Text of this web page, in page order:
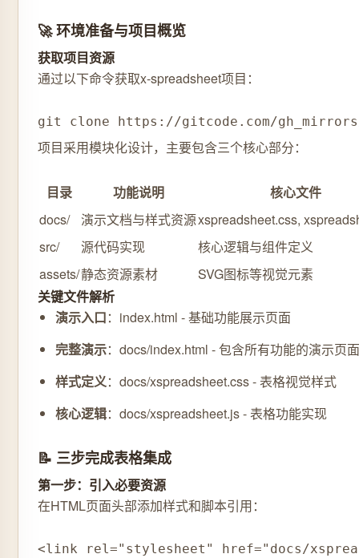
🚀 环境准备与项目概览
获取项目资源
通过以下命令获取x-spreadsheet项目：
git clone https://gitcode.com/
项目采用模块化设计，主要包含三个核心部分：
目录 功能说明
核心文件
docs/
演示文档与样式资源xspreadsheet.css,
src/
源代码实现
核心逻辑与组件定义
assets/静态资源素材
SVG图标等视觉元素
关键文件解析
演示入口：index.html - 基础功能展示页面
完整演示：docs/index.html - 包含所有功能的演示页面
样式定义：docs/xspreadsheet.css - 表格视觉样式
核心逻辑：docs/xspreadsheet.js - 表格功能实现
📝 三步完成表格集成
第一步：引入必要资源
在HTML页面头部添加样式和脚本引用：
<link rel="stylesheet" href="docs/